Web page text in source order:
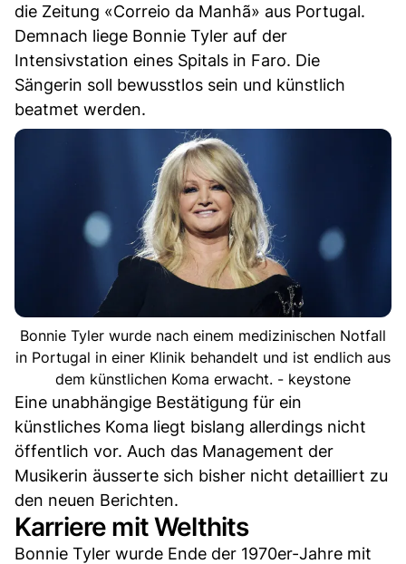
die Zeitung «Correio da Manhã» aus Portugal.
Demnach liege Bonnie Tyler auf der
Intensivstation eines Spitals in Faro. Die
Sängerin soll bewusstlos sein und künstlich
beatmet werden.
Bonnie Tyler wurde nach einem medizinischen Notfall
in Portugal in einer Klinik behandelt und ist endlich aus
dem künstlichen Koma erwacht. - keystone
Eine unabhängige Bestätigung für ein
künstliches Koma liegt bislang allerdings nicht
öffentlich vor. Auch das Management der
Musikerin äusserte sich bisher nicht detailliert zu
den neuen Berichten.
Karriere mit Welthits
Bonnie Tyler wurde Ende der 1970er-Jahre mit